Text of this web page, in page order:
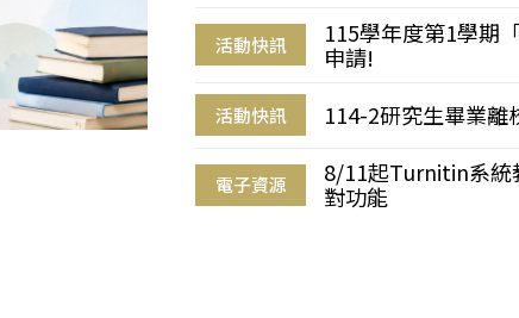
活動快訊
115學年度第1學期
申請!
活動快訊 114-2研究生畢業離
電子資源
8/11起Turnitin系統
對功能